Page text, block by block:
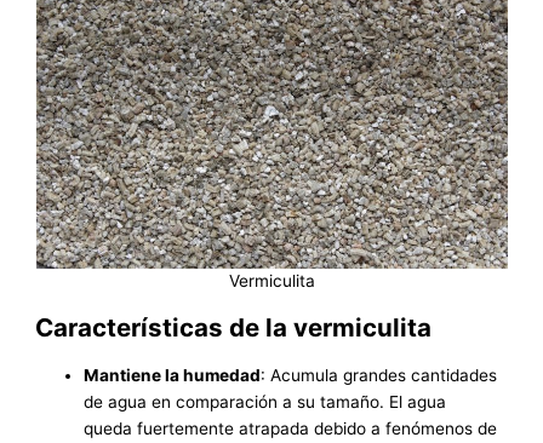
Vermiculita
Características de la vermiculita
Mantiene la humedad: Acumula grandes cantidades
de agua en comparación a su tamaño. El agua
queda fuertemente atrapada debido a fenómenos de